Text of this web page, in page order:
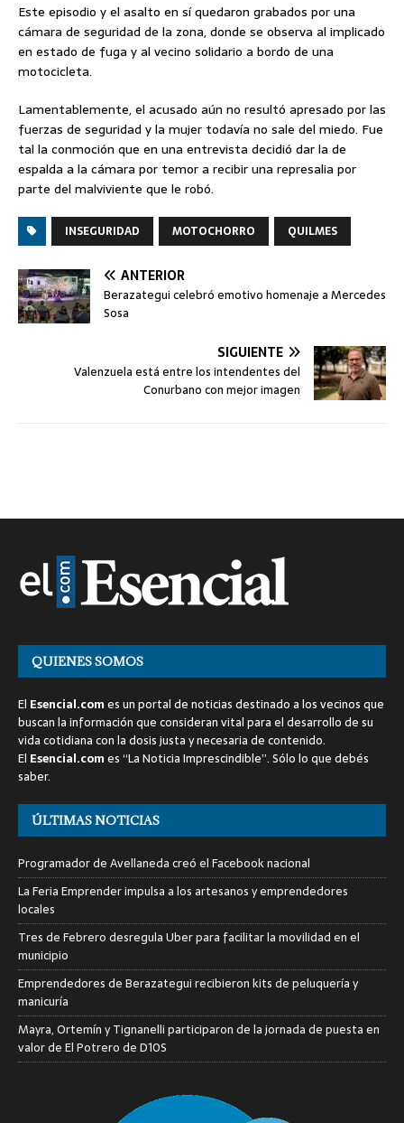
Este episodio y el asalto en sí quedaron grabados por una
cámara de seguridad de la zona, donde se observa al implicado
en estado de fuga y al vecino solidario a bordo de una
motocicleta.
Lamentablemente, el acusado aún no resultó apresado por las
fuerzas de seguridad y la mujer todavía no sale del miedo. Fue
tal la conmoción que en una entrevista decidió dar la de
espalda a la cámara por temor a recibir una represalia por
parte del malviviente que le robó.
INSEGURIDAD MOTOCHORRO QUILMES
ANTERIOR
Berazategui celebró emotivo homenaje a Mercedes
Sosa
SIGUIENTE
Valenzuela está entre los intendentes del
Conurbano con mejor imagen
QUIENES SOMOS
El Esencial.comes un portal de noticias destinado a los vecinos que
buscan la información que consideran vital para el desarrollo de su
vida cotidiana con la dosis justa y necesaria de contenido.
El Esencial.comes “La Noticia Imprescindible”. Sólo lo que debés
saber.
ÚLTIMAS NOTICIAS
Programador de Avellaneda creó el Facebook nacional
La Feria Emprender impulsa a los artesanos y emprendedores
locales
Tres de Febrero desregula Uber para facilitar la movilidad en el
municipio
Emprendedores de Berazategui recibieron kits de peluquería y
manicuría
Mayra, Ortemín y Tignanelli participaron de la jornada de puesta en
valor de El Potrero de D10S